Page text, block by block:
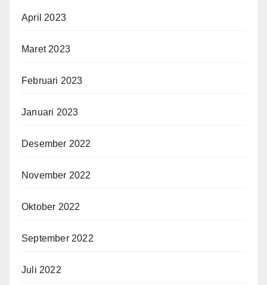
April 2023
Maret 2023
Februari 2023
Januari 2023
Desember 2022
November 2022
Oktober 2022
September 2022
Juli 2022